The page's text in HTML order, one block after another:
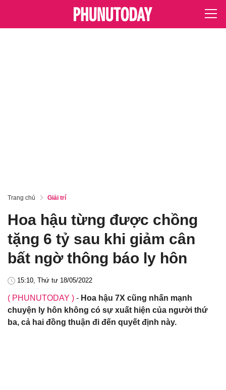
Trang chủ Giải trí
Hoa hậu từng được chồng
tặng 6 tỷ sau khi giảm cân
bất ngờ thông báo ly hôn
15:10, Thứ tư 18/05/2022
( PHUNUTODAY ) - Hoa hậu 7X cũng nhấn mạnh
chuyện ly hôn không có sự xuất hiện của người thứ
ba, cả hai đồng thuận đi đến quyết định này.